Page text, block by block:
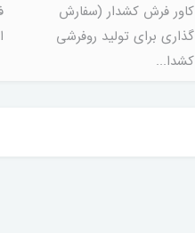
کاور فرش کشدار (سفارش
گذاری برای تولید روفرشی
کشدا...